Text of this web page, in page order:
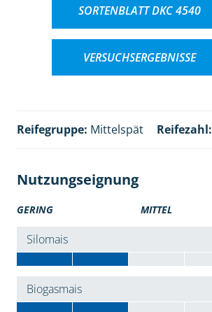
SORTENBLATT DKC 4540
VERSUCHSERGEBNISSE
Reifegruppe: Mittelspät Reifezahl:
Nutzungseignung
GERING MITTEL
Silomais
Biogasmais